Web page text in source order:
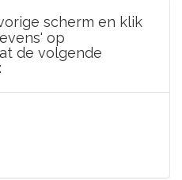
scherm en klik
op
de volgende